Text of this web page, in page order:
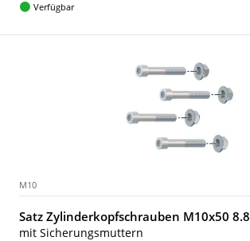
Verfügbar
M10
Satz Zylinderkopfschrauben M10x50 8.8
mit Sicherungsmuttern